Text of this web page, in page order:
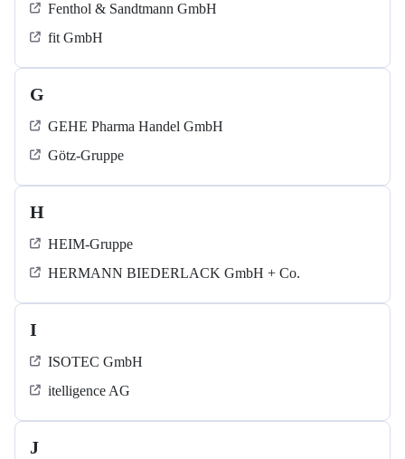
Fenthol & Sandtmann GmbH
fit GmbH
G
GEHE Pharma Handel GmbH
Götz-Gruppe
H
HEIM-Gruppe
HERMANN BIEDERLACK GmbH + Co.
I
ISOTEC GmbH
itelligence AG
J